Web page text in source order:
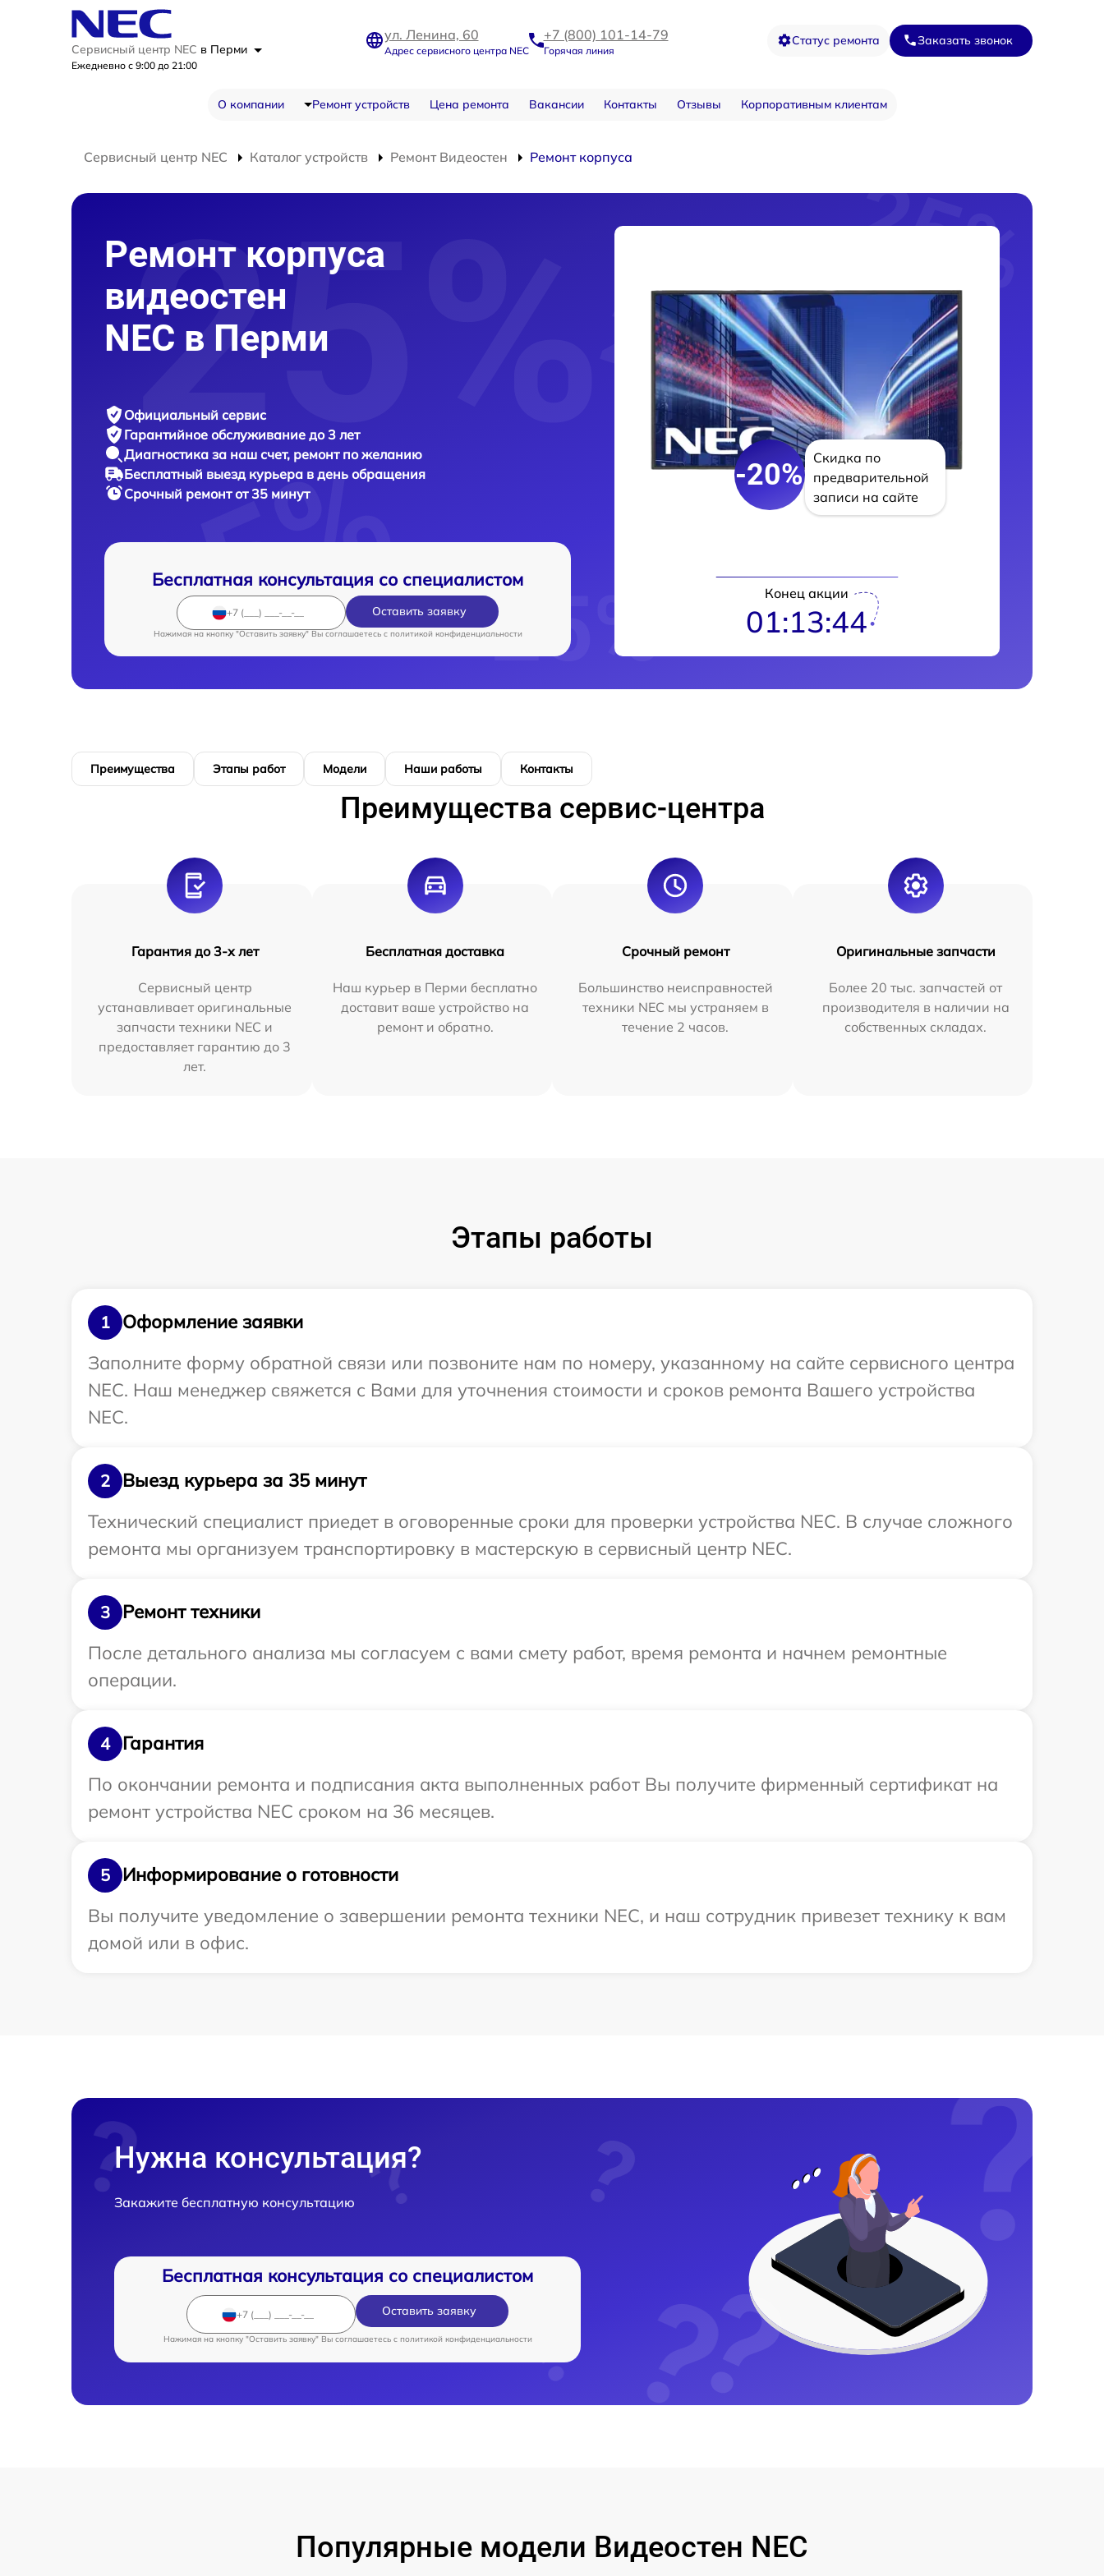
Сервисный центр NEC в Перми
Ежедневно с 9:00 до 21:00
ул. Ленина, 60
Адрес сервисного центра NEC
+7 (800) 101-14-79
Горячая линия
Статус ремонта Заказать звонок
О компании Ремонт устройств Цена ремонта Вакансии Контакты Отзывы Корпоративным клиентам
Сервисный центр NEC Каталог устройств Ремонт Видеостен Ремонт корпуса
Ремонт корпуса
видеостен
NEC в Перми
Официальный сервис
Гарантийное обслуживание до 3 лет
Диагностика за наш счет, ремонт по желанию
Бесплатный выезд курьера в день обращения
Срочный ремонтот 35 минут
Бесплатная консультация со специалистом
Оставить заявку
Нажимая на кнопку "Оставить заявку" Вы соглашаетесь c политикой конфиденциальности
-20%
Скидка по
предварительной
записи на сайте
Конец акции
01:13:43
Преимущества Этапы работ Модели Наши работы Контакты
Преимущества сервис-центра
Гарантия до 3-х лет
Сервисный центр
устанавливает оригинальные
запчасти техники NEC и
предоставляет гарантию до 3
лет.
Бесплатная доставка
Наш курьер в Перми бесплатно
доставит ваше устройство на
ремонт и обратно.
Срочный ремонт
Большинство неисправностей
техники NEC мы устраняем в
течение 2 часов.
Оригинальные запчасти
Более 20 тыс. запчастей от
производителя в наличии на
собственных складах.
Этапы работы
1
Оформление заявки
Заполните форму обратной связи или позвоните нам по номеру, указанному на сайте сервисного центра
NEC. Наш менеджер свяжется с Вами для уточнения стоимости и сроков ремонта Вашего устройства
NEC.
2
Выезд курьера за 35 минут
Технический специалист приедет в оговоренные сроки для проверки устройства NEC. В случае сложного
ремонта мы организуем транспортировку в мастерскую в сервисный центр NEC.
3
Ремонт техники
После детального анализа мы согласуем с вами смету работ, время ремонта и начнем ремонтные
операции.
4
Гарантия
По окончании ремонта и подписания акта выполненных работ Вы получите фирменный сертификат на
ремонт устройства NEC сроком на 36 месяцев.
5
Информирование о готовности
Вы получите уведомление о завершении ремонта техники NEC, и наш сотрудник привезет технику к вам
домой или в офис.
Нужна консультация?
Закажите бесплатную консультацию
Бесплатная консультация со специалистом
Оставить заявку
Нажимая на кнопку "Оставить заявку" Вы соглашаетесь c политикой конфиденциальности
Популярные модели Видеостен NEC